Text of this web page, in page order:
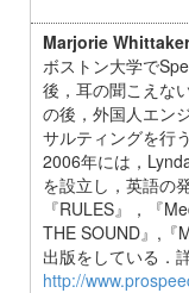
Marjorie Whittaker
ボストン大学で
後，耳の聞こえな
の後，外国人エン
サルティングを行
2006年には，
を設立し，英語の
『RULES』，『
THE SOUND』,『
出版をしている．
http://